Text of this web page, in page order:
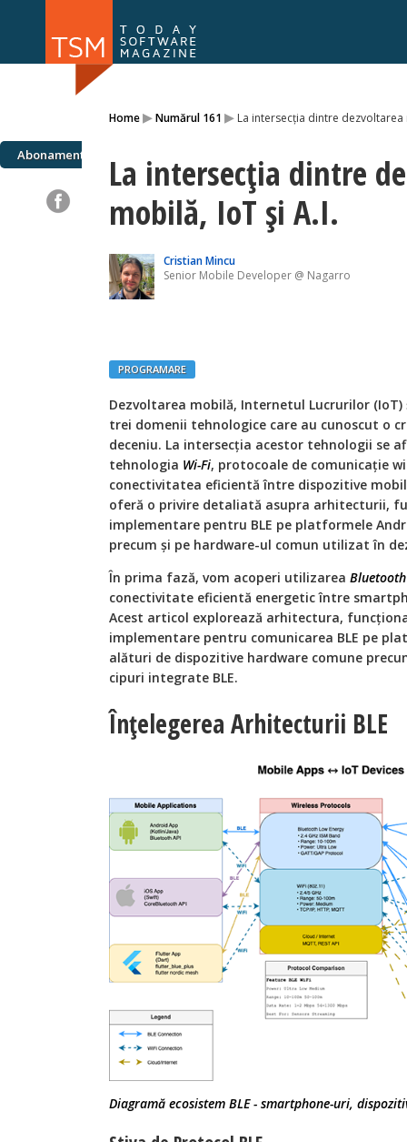
Home▸Numărul 161 ▸ La intersecția dintre dezvoltarea
Abonamente
La intersecția dintre
mobilă, IoT și A.I.
Cristian Mincu
Senior Mobile Developer @ Nagarro
PROGRAMARE
Dezvoltarea mobilă, Internetul Lucrurilor
trei domenii tehnologice care au cunoscut o
deceniu. La intersecția acestor tehnologii se
tehnologia Wi-Fi, protocoale de comunicație
conectivitatea eficientă între dispozitive
oferă o privire detaliată asupra arhitecturii,
implementare pentru BLE pe platformele
precum și pe hardware-ul comun utilizat în
În prima fază, vom acoperi utilizarea
conectivitate eficientă energetic între
Acest articol explorează arhitectura,
implementare pentru comunicarea BLE pe
alături de dispozitive hardware comune
cipuri integrate BLE.
Înțelegerea Arhitecturii BLE
Diagramă ecosistem BLE - smartphone-uri,